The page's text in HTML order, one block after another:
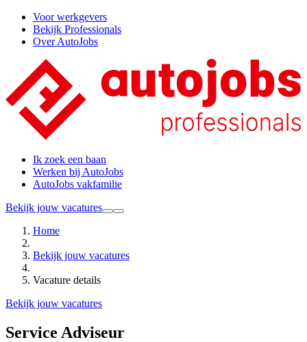
Voor werkgevers
Bekijk Professionals
Over AutoJobs
Ik zoek een baan
Werken bij AutoJobs
AutoJobs vakfamilie
Bekijk jouw vacatures
Home
Bekijk jouw vacatures
Vacature details
Bekijk jouw vacatures
Service Adviseur